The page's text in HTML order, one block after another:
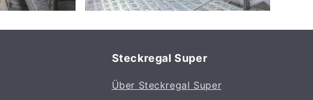
Steckregal Super
Über Steckregal Super